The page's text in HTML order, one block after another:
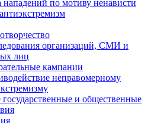
нападений по мотиву ненависти
организаций, СМИ и
лиц
кампании
неправомерному
и общественные